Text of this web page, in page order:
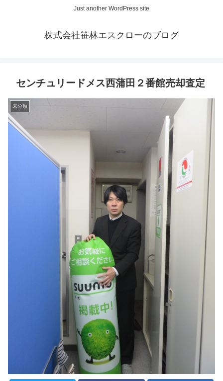
Just another WordPress site
株式会社笹林エスクローのブログ
センチュリードメス西蒲田２番館売却査定
未分類